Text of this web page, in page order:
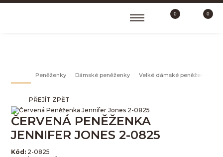
0 0
VELKÉ DÁMSKÉ PENĚŽENKY
Peněženky Dámské peněženky Velké dámské peněženky
PŘEJÍT ZPĚT
ČERVENÁ PENĚŽENKA
JENNIFER JONES 2-0825
Kód: 2-0825